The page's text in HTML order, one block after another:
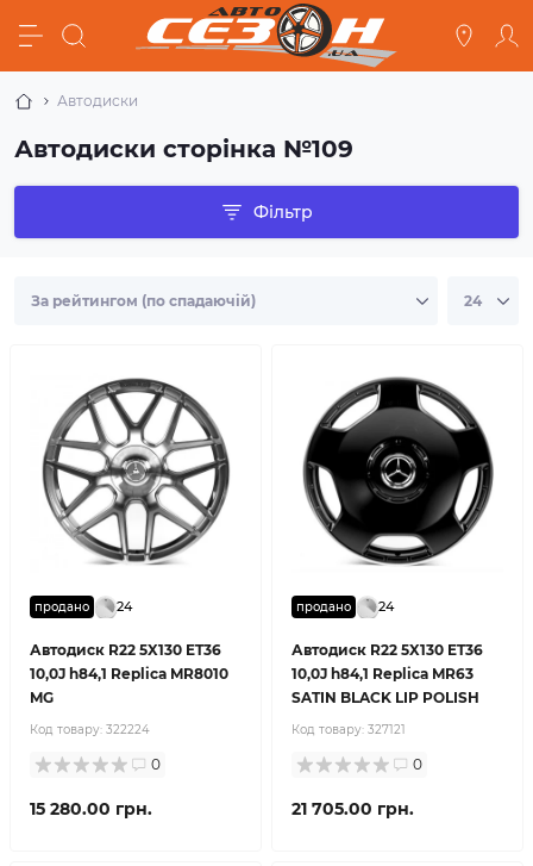
Автодиски
Автодиски сторінка №109
Фільтр
продано 24
Автодиск R22 5X130 ET36
10,0J h84,1 Replica MR8010
MG
Код товару: 322224
0
15 280.00 грн.
продано 24
Автодиск R22 5X130 ET36
10,0J h84,1 Replica MR63
SATIN BLACK LIP POLISH
Код товару: 327121
0
21 705.00 грн.